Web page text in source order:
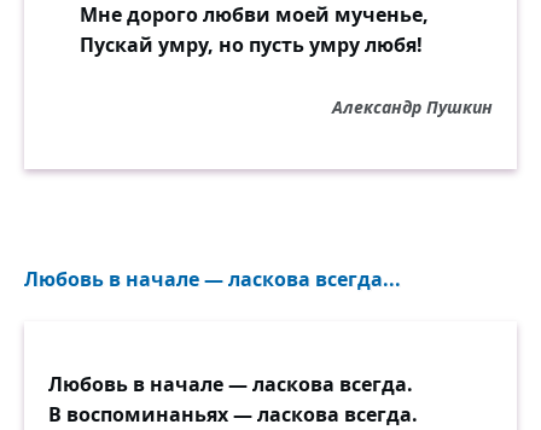
Мне дорого любви моей мученье,
Пускай умру, но пусть умру любя!
Александр Пушкин
Любовь в начале — ласкова всегда...
Любовь в начале — ласкова всегда.
В воспоминаньях — ласкова всегда.